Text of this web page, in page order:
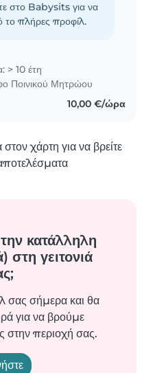
στο Babysits για να
το πλήρες προφίλ.
> 10 έτη
Ποινικού Μητρώου
10,00 €/ώρα
χάρτη για να βρείτε
κατάλληλη
στη γειτονιά
σας σήμερα και θα
για να βρούμε
στην περιοχή σας.